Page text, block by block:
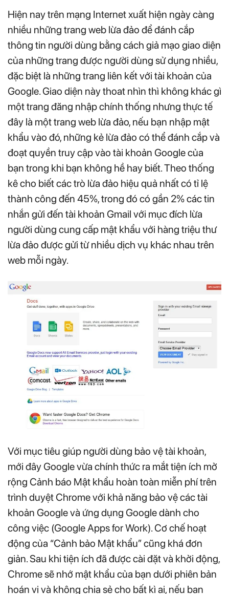
Hiện nay trên mạng Internet xuất hiện ngày càng
nhiều những trang web lừa đảo để đánh cắp
thông tin người dùng bằng cách giả mạo giao diện
của những trang được người dùng sử dụng nhiều,
đặc biệt là những trang liên kết với tài khoản của
Google. Giao diện này thoat nhìn thì không khác gì
một trang đăng nhập chính thống nhưng thực tế
đây là một trang web lừa đảo, nếu bạn nhập mật
khẩu vào đó, những kẻ lừa đảo có thể đánh cắp và
đoạt quyền truy cập vào tài khoản Google của
bạn trong khi bạn không hề hay biết. Theo thống
kê cho biết các trò lừa đảo hiệu quả nhất có tỉ lệ
thành công đến 45%, trong đó có gần 2% các tin
nhắn gửi đến tài khoản Gmail với mục đích lừa
người dùng cung cấp mật khẩu với hàng triệu thư
lừa đảo được gửi từ nhiều dịch vụ khác nhau trên
web mỗi ngày.
Với mục tiêu giúp người dùng bảo vệ tài khoản,
mới đây Google vừa chính thức ra mắt tiện ích mở
rộng Cảnh báo Mật khẩu hoàn toàn miễn phí trên
trình duyệt Chrome với khả năng bảo vệ các tài
khoản Google và ứng dụng Google dành cho
công việc (Google Apps for Work). Cơ chế hoạt
động của “Cảnh bảo Mật khẩu” cũng khá đơn
giản. Sau khi tiện ích đã được cài đặt và khởi động,
Chrome sẽ nhớ mật khẩu của bạn dưới phiên bản
hoán vị và không chia sẻ cho bất kì ai, nếu bạn